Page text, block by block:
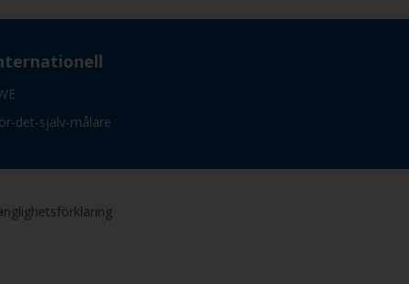
det-själv-målare